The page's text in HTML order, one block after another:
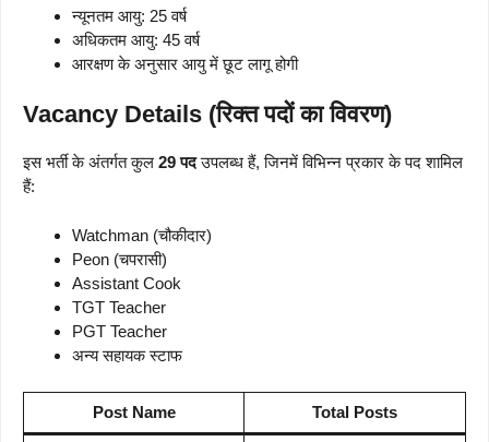
न्यूनतम आयु: 25 वर्ष
अधिकतम आयु: 45 वर्ष
आरक्षण के अनुसार आयु में छूट लागू होगी
Vacancy Details (रिक्त पदों का विवरण)
इस भर्ती के अंतर्गत कुल 29 पदउपलब्ध हैं, जिनमें विभिन्न प्रकार के पद शामिल
हैं:
Watchman (चौकीदार)
Peon (चपरासी)
Assistant Cook
TGT Teacher
PGT Teacher
अन्य सहायक स्टाफ
Post Name Total Posts